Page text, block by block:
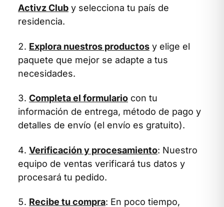
Activz Club y selecciona tu país de
residencia.
Explora nuestros productos y elige el
paquete que mejor se adapte a tus
necesidades.
Completa el formulario con tu
información de entrega, método de pago y
detalles de envío (el envío es gratuito).
Verificación y procesamiento: Nuestro
equipo de ventas verificará tus datos y
procesará tu pedido.
Recibe tu compra: En poco tiempo,